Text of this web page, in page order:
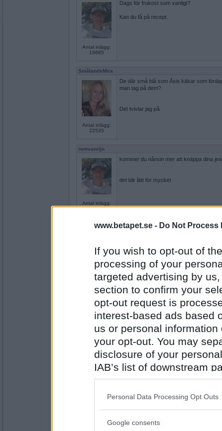
www.betapet.se - Do Not Process
If you wish to opt-out of
processing of your
targeted advertising by
section to confirm your
opt-out request is
interest-based ads based
us or personal
your opt-out. You may
disclosure of your
IAB’s list of downstream
also be disclosed by us
Downstream Participants
Please note that this
Personal Data Processing Opt Outs
Google consents
Antal inlägg:
16685
Dags för frukost som vanligt?
Kan du få på recept
SmålandsMira
Antal inlägg:
22535
De där små blå som Åsis käkar som
man tag på dem?
Det tvivlar jag på
remvanrijn
Antal inlägg:
16685
kommer du nånsin mer att knäppa dina
det blir lätt för mycket
SmålandsMira
Antal inlägg:
22535
remvanrijn
Antal inlägg:
16685
Borde det inte vara 2 vinnare i varje
The show must go on
Vad sa teatersällskapet när dom gav dig